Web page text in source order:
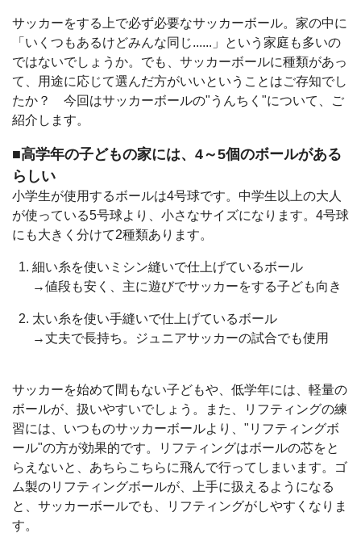
サッカーをする上で必ず必要なサッカーボール。家の中に
「いくつもあるけどみんな同じ......」という家庭も多いの
ではないでしょうか。でも、サッカーボールに種類があっ
て、用途に応じて選んだ方がいいということはご存知でし
たか？ 今回はサッカーボールの"うんちく"について、ご
紹介します。
■高学年の子どもの家には、4～5個のボールがある
らしい
小学生が使用するボールは4号球です。中学生以上の大人
が使っている5号球より、小さなサイズになります。4号球
にも大きく分けて2種類あります。
細い糸を使いミシン縫いで仕上げているボール
→値段も安く、主に遊びでサッカーをする子ども向き
太い糸を使い手縫いで仕上げているボール
→丈夫で長持ち。ジュニアサッカーの試合でも使用
サッカーを始めて間もない子どもや、低学年には、軽量の
ボールが、扱いやすいでしょう。また、リフティングの練
習には、いつものサッカーボールより、"リフティングボ
ール"の方が効果的です。リフティングはボールの芯をと
らえないと、あちらこちらに飛んで行ってしまいます。ゴ
ム製のリフティングボールが、上手に扱えるようになる
と、サッカーボールでも、リフティングがしやすくなりま
す。